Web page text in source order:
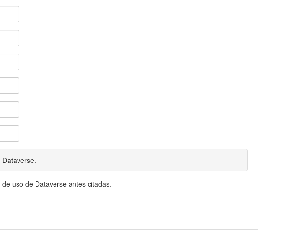
uso de Dataverse antes citadas.